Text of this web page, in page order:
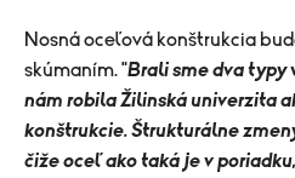
Nosná oceľová konštrukcia
skúmaním. "Brali sme dva typy
nám robila Žilinská univerzita
konštrukcie. Štrukturálne
čiže oceľ ako taká je v